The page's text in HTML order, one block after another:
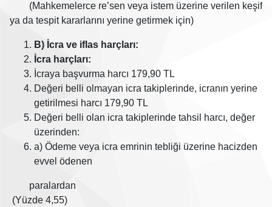
(Mahkemelerce re’sen veya istem üzerine verilen keşif
ya da tespit kararlarını yerine getirmek için)
B) İcra ve iflas harçları:
İcra harçları:
İcraya başvurma harcı 179,90 TL
Değeri belli olmayan icra takiplerinde, icranın yerine
getirilmesi harcı 179,90 TL
Değeri belli olan icra takiplerinde tahsil harcı, değer
üzerinden:
a) Ödeme veya icra emrinin tebliği üzerine hacizden
evvel ödenen
paralardan
(Yüzde 4,55)